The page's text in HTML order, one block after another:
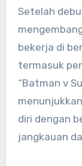
Setelah
bekerja di
termasuk
“Batman v
diri dengan
jangkauan